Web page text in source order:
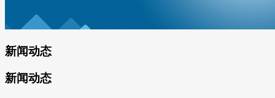
新闻动态
新闻动态